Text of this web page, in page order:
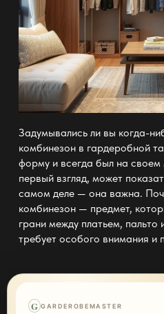
Задумывались ли вы когда-
комбинезон в гардеробной
форму и всегда был на
первый взгляд, может
самом деле — она важна.
комбинезон — предмет,
грани между платьем, пальто
требует особого внимания и
G GARDEROBEMASTER